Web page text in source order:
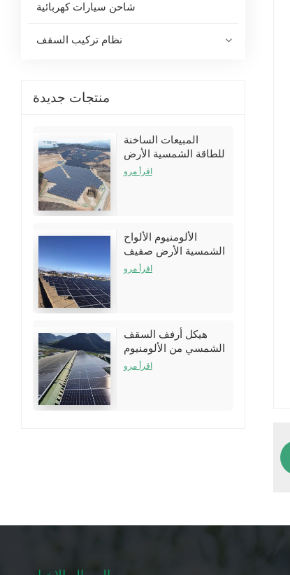
شاحن سيارات كهربائية
نظام تركيب السقف
منتجات جديدة
المبيعات الساخنة
للطاقة الشمسية الأرض
تركيب أقواس الأقواس
اقرأ مرو
الألومنيوم الألواح
الشمسية الأرض صفيف
نظام الأرفف
اقرأ مرو
هيكل أرفف السقف
الشمسي من الألومنيوم
لتركيبات سقف القصدير
اقرأ مرو